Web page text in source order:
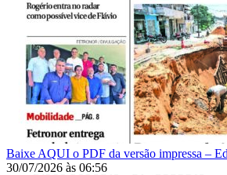
Baixe AQUI o PDF da versão impressa –
30/07/2026 às 06:56